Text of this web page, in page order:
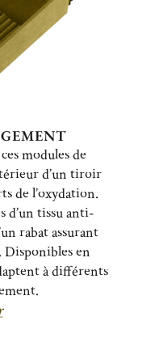
modules de
d’un tiroir
de l’oxydation.
d’un tissu anti-
rabat assurant
en
à différents